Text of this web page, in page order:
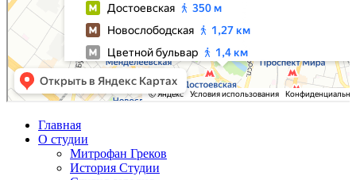
Главная
О студии
Митрофан Греков
История Студии